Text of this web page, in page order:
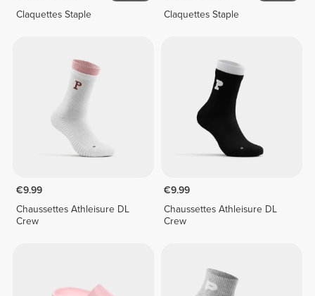
Claquettes Staple
Claquettes Staple
€9.99
Chaussettes Athleisure DL
Crew
€9.99
Chaussettes Athleisure DL
Crew